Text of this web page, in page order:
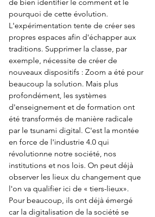
de bien identifier le comment et le
pourquoi de cette évolution.
L'expérimentation tente de créer ses
propres espaces afin d'échapper aux
traditions. Supprimer la classe, par
exemple, nécessite de créer de
nouveaux dispositifs : Zoom a été pour
beaucoup la solution. Mais plus
profondément, les systèmes
d'enseignement et de formation ont
été transformés de manière radicale
par le tsunami digital. C'est la montée
en force de l'industrie 4.0 qui
révolutionne notre société, nos
institutions et nos lois. On peut déjà
observer les lieux du changement que
l'on va qualifier ici de « tiers-lieux».
Pour beaucoup, ils ont déjà émergé
car la digitalisation de la société se